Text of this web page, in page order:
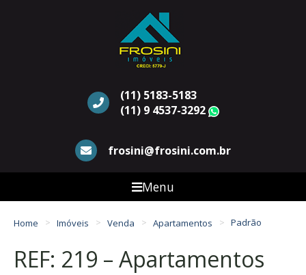
(11) 5183-5183
(11) 9 4537-3292
frosini@frosini.com.br
Menu
Home Imóveis Venda Apartamentos Padrão
REF: 219 – Apartamentos